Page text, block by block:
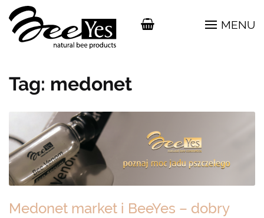
MENU
Tag: medonet
Medonet market i BeeYes – dobry